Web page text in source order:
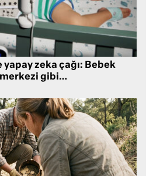
zeka çağı: Bebek
merkezi gibi…